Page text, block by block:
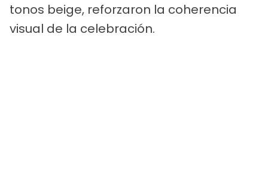
tonos beige, reforzaron la coherencia
visual de la celebración.